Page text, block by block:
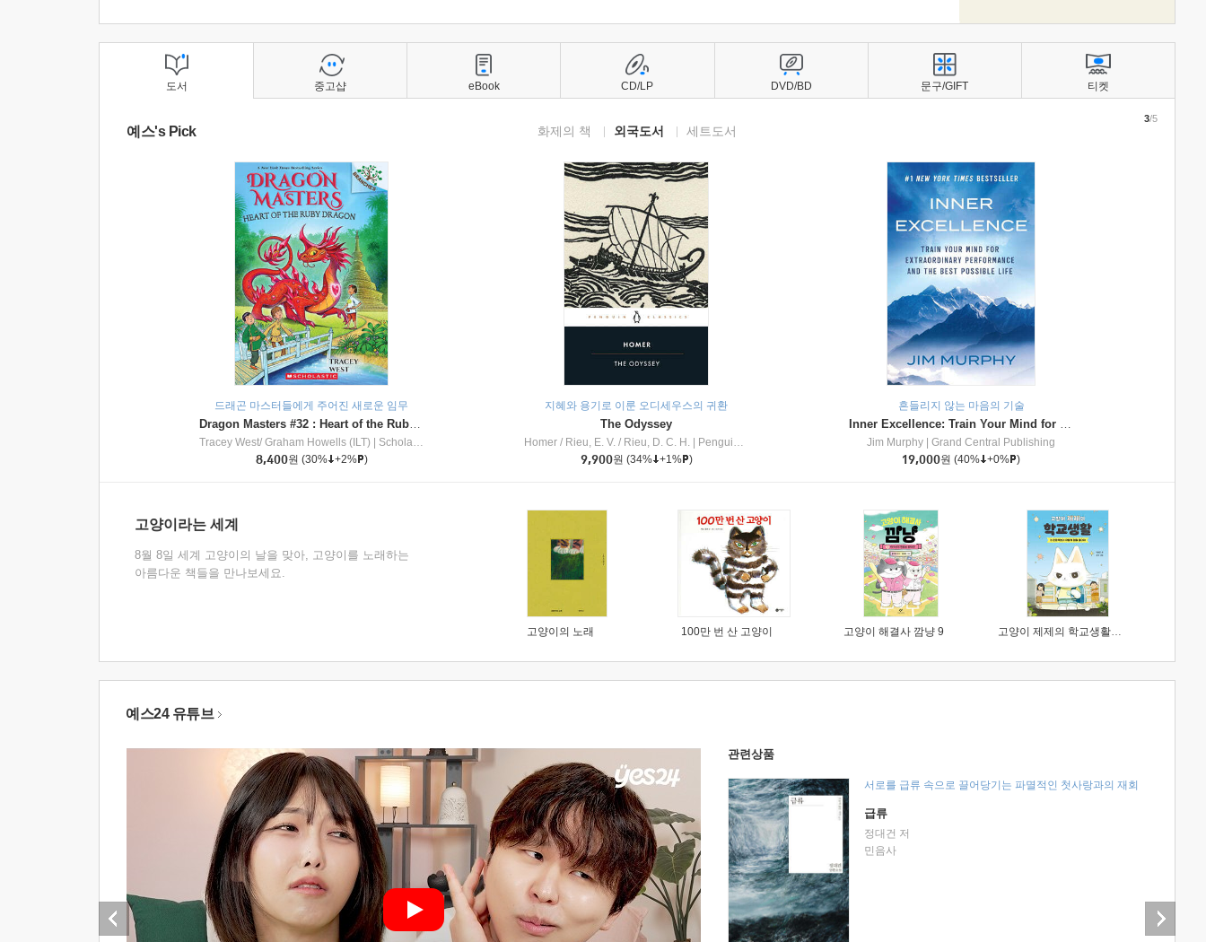
도서
예스's Pick 화제의 책 외국도서 세트도서
드래곤 마스터들에게 주어진 새로운 임무
Dragon Masters #32 : Heart of the Ruby Dragon (A Branches Book)
Tracey West/ Graham Howells (ILT)
Scholastic Inc
8,400원 (30% +2% )
지혜와 용기로 이룬 오디세우스의 귀환
The Odyssey
Homer / Rieu, E. V. / Rieu, D. C. H.
Penguin Group
9,900원 (34% +1% )
흔들리지 않는 마음의 기술
Inner Excellence: Train Your Mind for Extraordinary Performance and the Best Possible Life
Jim Murphy
Grand Central Publishing
19,000원 (40% +0% )
3/5
고양이라는 세계
8월 8일 세계 고양이의 날을 맞아, 고양이를 노래하는
아름다운 책들을 만나보세요.
고양이의 노래 100만 번 산 고양이 고양이 해결사 깜냥 9 고양이 제제의 학교생활 1 : 초등학생이 이렇게 힘들 줄이야
중고샵 eBook CD/LP DVD/BD 문구/GIFT 티켓
예스24 유튜브
관련상품
서로를 급류 속으로 끌어당기는 파멸적인 첫사랑과의 재회
급류
정대건 저
민음사